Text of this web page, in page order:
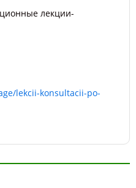
лекции-
lekcii-konsultacii-po-